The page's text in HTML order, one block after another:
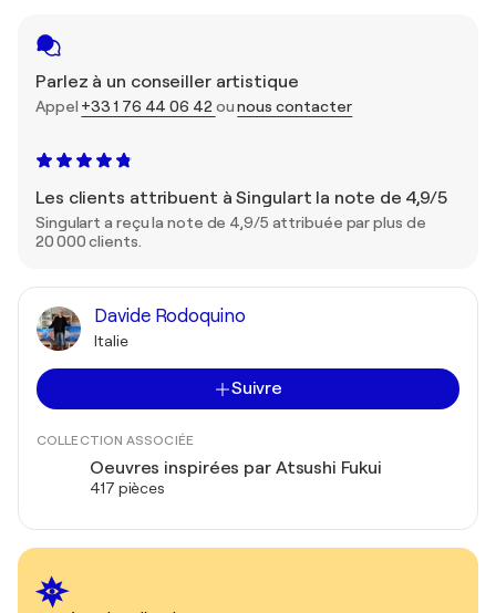
Parlez à un conseiller artistique
Appel +33 1 76 44 06 42 ounous contacter
Les clients attribuent à Singulart la note de 4,9/5
Singulart a reçu la note de 4,9/5 attribuée par plus de
20 000 clients.
Davide Rodoquino
Italie
Suivre
COLLECTION ASSOCIÉE
Oeuvres inspirées par Atsushi Fukui
417 pièces